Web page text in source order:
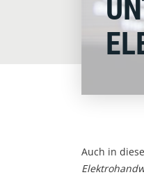
Auch in